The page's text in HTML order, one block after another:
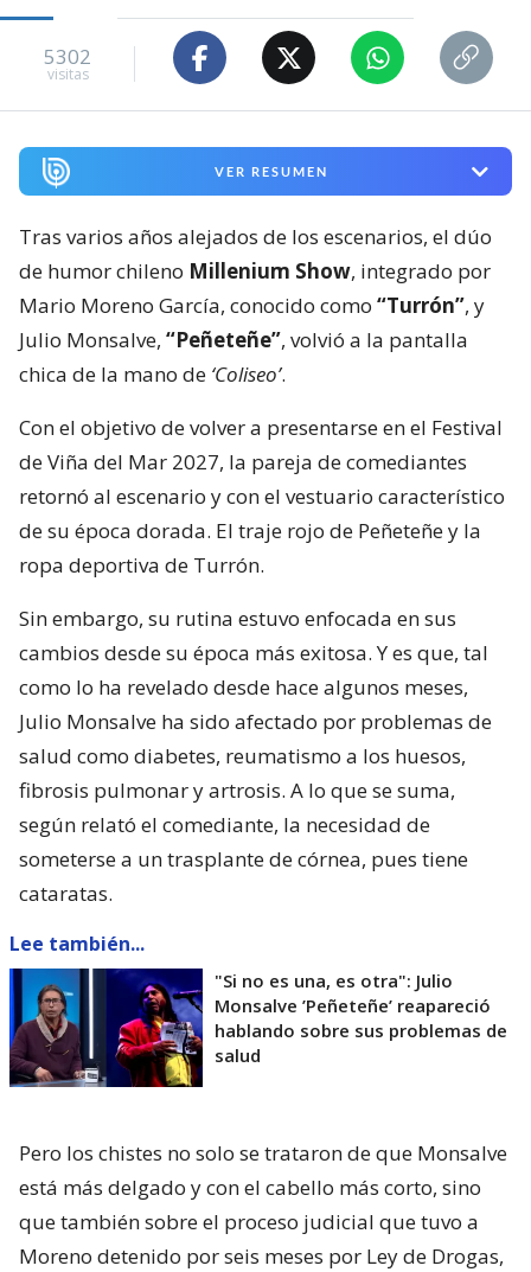
5302
visitas
VER RESUMEN
Tras varios años alejados de los escenarios, el dúo
de humor chileno Millenium Show, integrado por
Mario Moreno García, conocido como “Turrón”, y
Julio Monsalve, “Peñeteñe”, volvió a la pantalla
chica de la mano de ‘Coliseo’.
Con el objetivo de volver a presentarse en el Festival
de Viña del Mar 2027, la pareja de comediantes
retornó al escenario y con el vestuario característico
de su época dorada. El traje rojo de Peñeteñe y la
ropa deportiva de Turrón.
Sin embargo, su rutina estuvo enfocada en sus
cambios desde su época más exitosa. Y es que, tal
como lo ha revelado desde hace algunos meses,
Julio Monsalve ha sido afectado por problemas de
salud como diabetes, reumatismo a los huesos,
fibrosis pulmonar y artrosis. A lo que se suma,
según relató el comediante, la necesidad de
someterse a un trasplante de córnea, pues tiene
cataratas.
Lee también...
"Si no es una, es otra": Julio
Monsalve ’Peñeteñe’ reapareció
hablando sobre sus problemas de
salud
Pero los chistes no solo se trataron de que Monsalve
está más delgado y con el cabello más corto, sino
que también sobre el proceso judicial que tuvo a
Moreno detenido por seis meses por Ley de Drogas,